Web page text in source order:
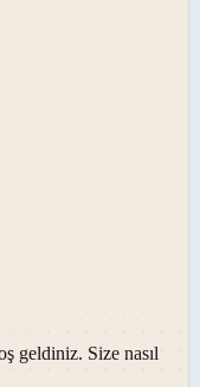
geldiniz. Size nasıl